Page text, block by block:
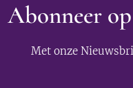
Abonneer
Met onze